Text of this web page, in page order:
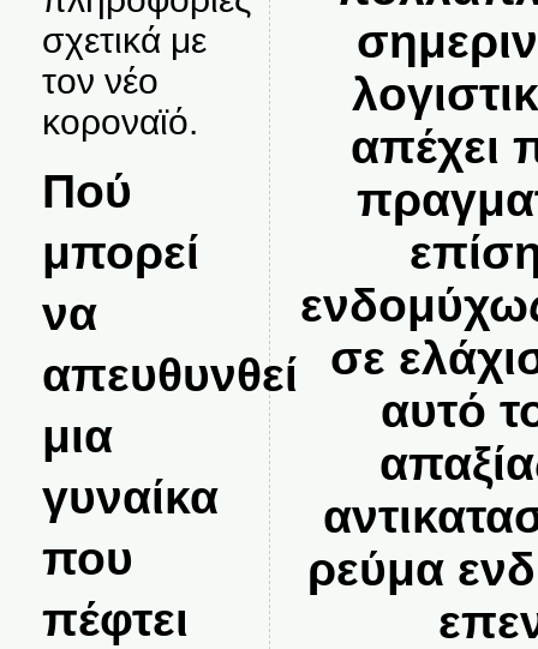
σχετικά με
τον νέο
κοροναϊό.
Πού
μπορεί
να
απευθυνθεί
μια
γυναίκα
που
πέφτει
απέχει
σε
αυτό
ρεύμα